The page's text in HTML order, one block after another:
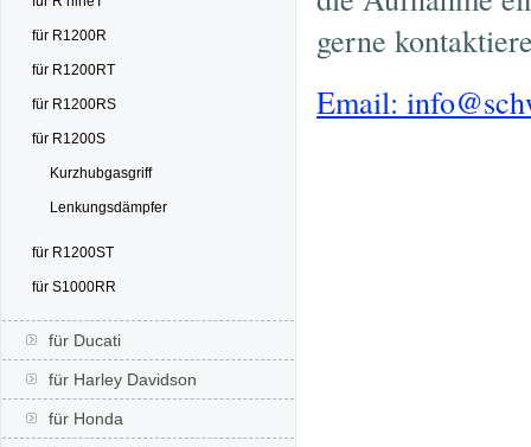
für R1200R
für R1200RT
für R1200RS
für R1200S
Kurzhubgasgriff
Lenkungsdämpfer
für R1200ST
für S1000RR
für Ducati
für Harley Davidson
für Honda
gerne
Email: